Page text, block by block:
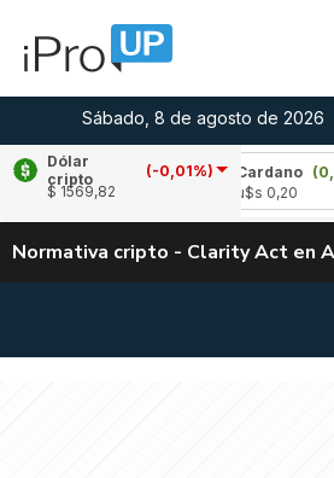
Sábado, 8 de agosto de 2026
Dólar
cripto
(-0,01%)
$ 1569,82
Cardano
(0,19%)
Normativa cripto - Clarity Act en